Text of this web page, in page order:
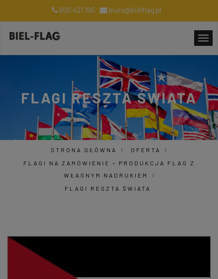
600 421 190 biuro@bielflag.pl
FLAGI RESZTA ŚWIATA
STRONA GŁÓWNA
OFERTA
FLAGI NA ZAMÓWIENIE – PRODUKCJA FLAG Z
WŁASNYM NADRUKIEM
FLAGI RESZTA ŚWIATA